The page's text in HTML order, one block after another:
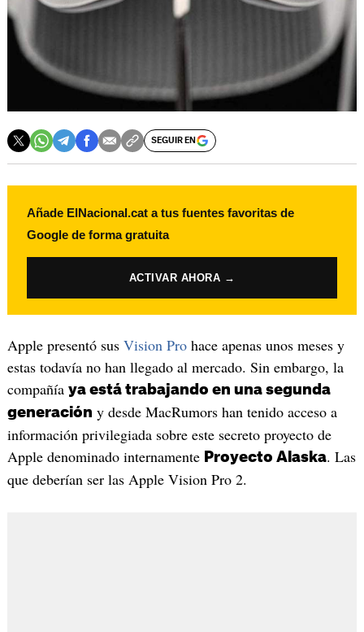
SEGUIR EN
Añade ElNacional.cat a tus fuentes favoritas de
Google de forma gratuita
ACTIVAR AHORA →
Apple presentó sus Vision Prohace apenas unos meses y
estas todavía no han llegado al mercado. Sin embargo, la
compañía ya está trabajando en una segunda
generación y desde MacRumors han tenido acceso a
información privilegiada sobre este secreto proyecto de
Apple denominado internamente Proyecto Alaska. Las
que deberían ser las Apple Vision Pro 2.